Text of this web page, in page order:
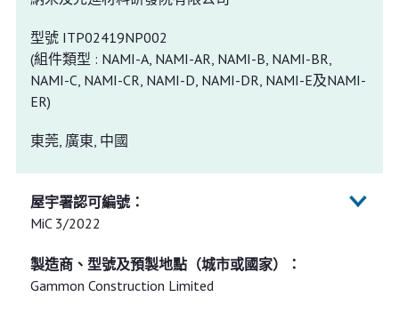
型號 ITP02419NP002
(組件類型 : NAMI-A, NAMI-AR, NAMI-B, NAMI-BR,
NAMI-C, NAMI-CR, NAMI-D, NAMI-DR, NAMI-E及NAMI-
ER)
東莞, 廣東, 中國
MiC 3/2022
Gammon Construction Limited